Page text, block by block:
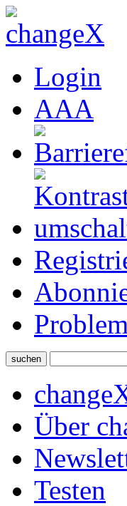
Login
AAA
suchen
Über
Testen